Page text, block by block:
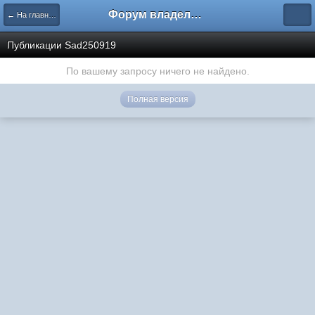
← На главную Форум владельцев интернет-магазинов
Публикации Sad250919
По вашему запросу ничего не найдено.
Полная версия